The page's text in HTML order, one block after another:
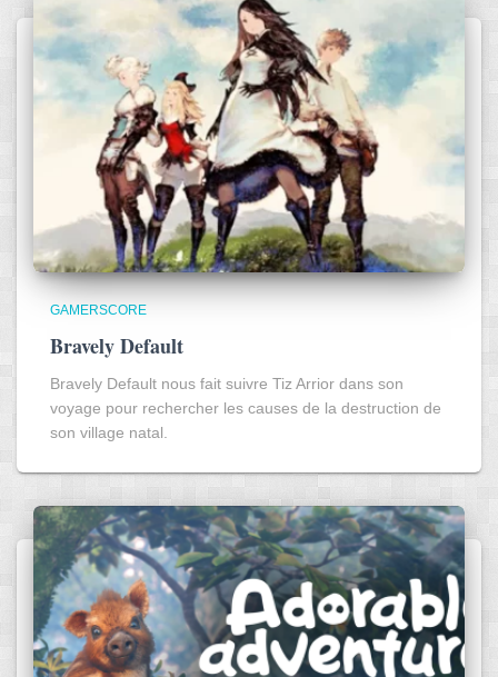
GAMERSCORE
Bravely Default
Bravely Default nous fait suivre Tiz Arrior dans son
voyage pour rechercher les causes de la destruction de
son village natal.